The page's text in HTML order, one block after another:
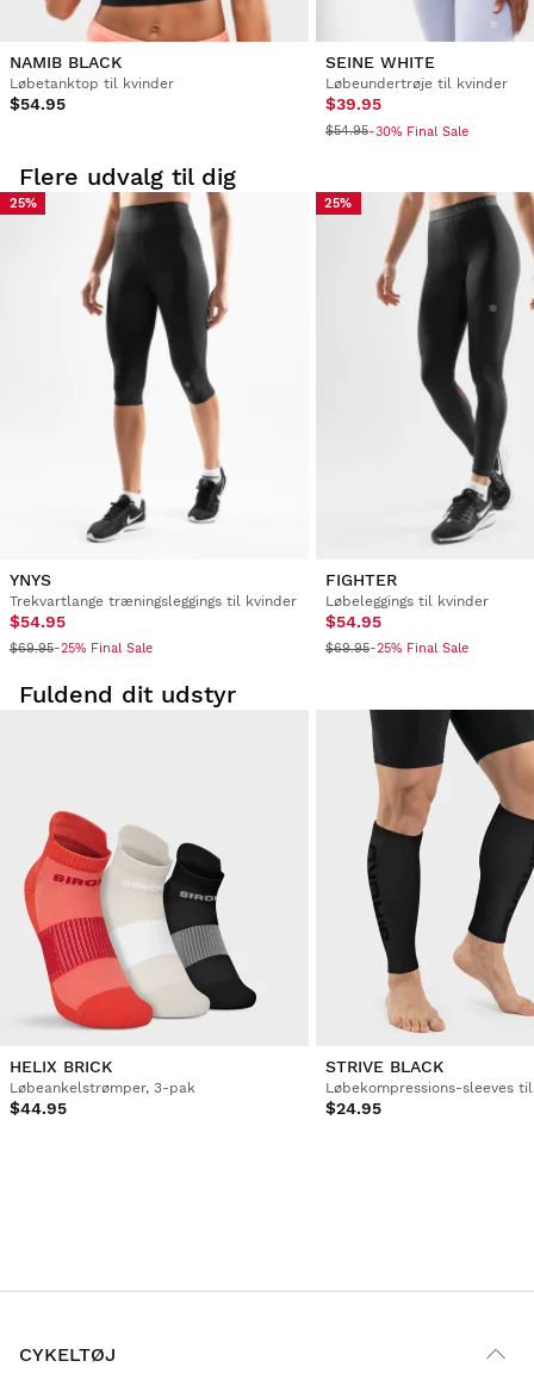
NAMIB BLACK
Løbetanktop til kvinder
$54.95
SEINE WHITE
Løbeundertrøje til kvinder
$39.95
$54.95-30% Final Sale
Flere udvalg til dig
25%
YNYS
Trekvartlange træningsleggings til kvinder
$54.95
$69.95-25% Final Sale
25%
FIGHTER
Løbeleggings til kvinder
$54.95
$69.95-25% Final Sale
Fuldend dit udstyr
HELIX BRICK
Løbeankelstrømper, 3-pak
$44.95
STRIVE BLACK
Løbekompressions-sleeves
$24.95
CYKELTØJ